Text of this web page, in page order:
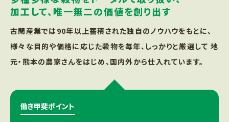
加工して、唯一無二の価値を創り出す
古閑産業では90年以上蓄積された独自のノウハウをもとに、
様々な目的や価格に応じた穀物を毎年、しっかりと厳選して 地
元・熊本の農家さんをはじめ、国内外から仕入れています。
働き甲斐ポイント